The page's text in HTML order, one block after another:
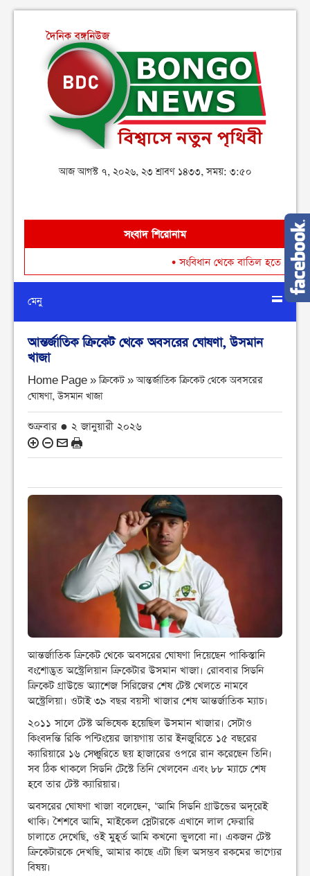
আজ আগস্ট ৭, ২০২৬, ২৩ শ্রাবণ ১৪৩৩, সময়: ৩:৫০
সংবাদ শিরোনাম
সংবিধান থেকে বাতিল হতে পারে শেখ
মেনু
আন্তর্জাতিক ক্রিকেট থেকে অবসরের ঘোষণা, উসমান
খাজা
Home Page » ক্রিকেট »আন্তর্জাতিক ক্রিকেট থেকে অবসরের
ঘোষণা, উসমান খাজা
শুক্রবার ● ২ জানুয়ারী ২০২৬
আন্তর্জাতিক ক্রিকেট থেকে অবসরের ঘোষণা দিয়েছেন পাকিস্তানি
বংশোদ্ভূত অস্ট্রেলিয়ান ক্রিকেটার উসমান খাজা। রোববার সিডনি
ক্রিকেট গ্রাউন্ডে অ্যাশেজ সিরিজের শেষ টেস্ট খেলতে নামবে
অস্ট্রেলিয়া। ওটাই ৩৯ বছর বয়সী খাজার শেষ আন্তর্জাতিক ম্যাচ।
২০১১ সালে টেস্ট অভিষেক হয়েছিল উসমান খাজার। সেটাও
কিংবদন্তি রিকি পন্টিংয়ের জায়গায় তার ইনজুরিতে ১৫ বছরের
ক্যারিয়ারে ১৬ সেঞ্চুরিতে ছয় হাজারের ওপরে রান করেছেন তিনি।
সব ঠিক থাকলে সিডনি টেস্টে তিনি খেলবেন এবং ৮৮ ম্যাচে শেষ
হবে তার টেস্ট ক্যারিয়ার।
অবসরের ঘোষণা খাজা বলেছেন, ‘আমি সিডনি গ্রাউন্ডের অদূরেই
থাকি। শৈশবে আমি, মাইকেল স্লেটারকে এখানে লাল ফেরারি
চালাতে দেখেছি, ওই মুহূর্ত আমি কখনো ভুলবো না। একজন টেস্ট
ক্রিকেটারকে দেখছি, আমার কাছে এটা ছিল অসম্ভব রকমের ভাগ্যের
বিষয়।